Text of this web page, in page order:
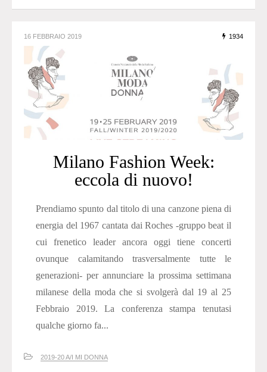
16 FEBBRAIO 2019 1934
Milano Fashion Week:
eccola di nuovo!
Prendiamo spunto dal titolo di una canzone piena di
energia del 1967 cantata dai Roches -gruppo beat il
cui frenetico leader ancora oggi tiene concerti
ovunque calamitando trasversalmente tutte le
generazioni- per annunciare la prossima settimana
milanese della moda che si svolgerà dal 19 al 25
Febbraio 2019. La conferenza stampa tenutasi
qualche giorno fa...
2019-20 A/I MI DONNA